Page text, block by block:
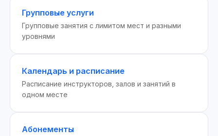
Групповые услуги
Групповые занятия с лимитом мест и разными
уровнями
Календарь и расписание
Расписание инструкторов, залов и занятий в
одном месте
Абонементы